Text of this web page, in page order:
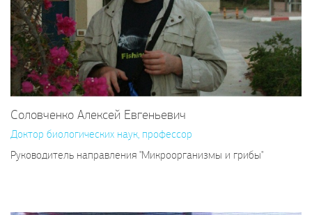
Соловченко Алексей Евгеньевич
Доктор биологических наук, профессор
Руководитель направления "Микроорганизмы и грибы"